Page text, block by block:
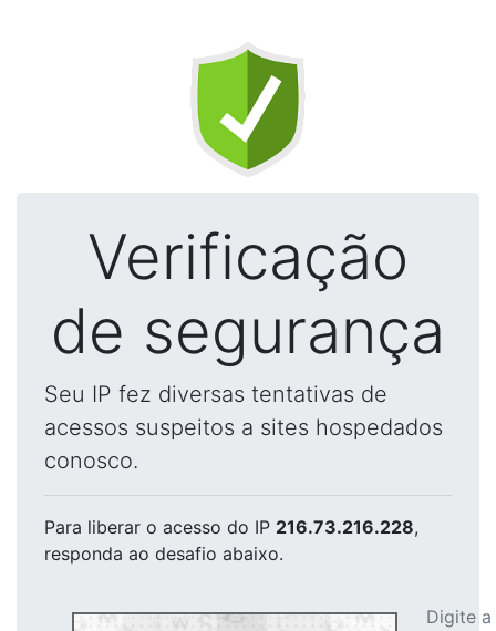
Verificação
de segurança
Seu IP fez diversas tentativas de
acessos suspeitos a sites hospedados
conosco.
Para liberar o acesso do IP 216.73.216.228,
responda ao desafio abaixo.
Digite